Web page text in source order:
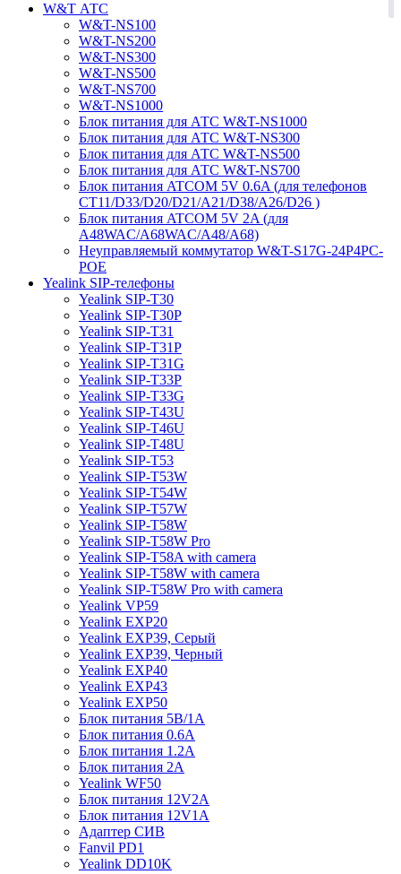
W&T АТС
W&T-NS100
W&T-NS200
W&T-NS300
W&T-NS500
W&T-NS700
W&T-NS1000
Блок питания для АТС W&T-NS1000
Блок питания для АТС W&T-NS300
Блок питания для АТС W&T-NS500
Блок питания для АТС W&T-NS700
Блок питания ATCOM 5V 0.6A (для телефонов
CT11/D33/D20/D21/A21/D38/A26/D26 )
Блок питания ATCOM 5V 2A (для
A48WAC/A68WAC/A48/A68)
Неуправляемый коммутатор W&T-S17G-24P4PC-
POE
Yealink SIP-телефоны
Yealink SIP-T30
Yealink SIP-T30P
Yealink SIP-T31
Yealink SIP-T31P
Yealink SIP-T31G
Yealink SIP-T33P
Yealink SIP-T33G
Yealink SIP-T43U
Yealink SIP-T46U
Yealink SIP-T48U
Yealink SIP-T53
Yealink SIP-T53W
Yealink SIP-T54W
Yealink SIP-T57W
Yealink SIP-T58W
Yealink SIP-T58W Pro
Yealink SIP-T58A with camera
Yealink SIP-T58W with camera
Yealink SIP-T58W Pro with camera
Yealink VP59
Yealink EXP20
Yealink EXP39, Серый
Yealink EXP39, Черный
Yealink EXP40
Yealink EXP43
Yealink EXP50
Блок питания 5В/1A
Блок питания 0.6A
Блок питания 1.2A
Блок питания 2A
Yealink WF50
Блок питания 12V2A
Блок питания 12V1A
Адаптер СИВ
Fanvil PD1
Yealink DD10K